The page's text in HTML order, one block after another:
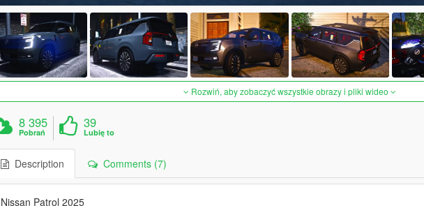
Rozwiń, aby zobaczyć wszystkie obrazy i pliki wideo
8 395
Pobrań
39
Lubię to
Description Comments (7)
Nissan Patrol 2025